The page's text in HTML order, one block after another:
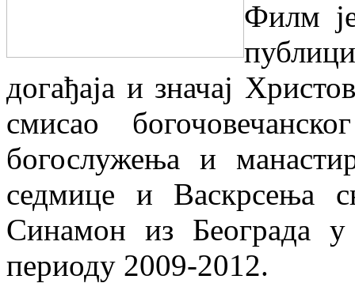
Филм
догађаја и значај
смисао
богослужења и
седмице и Васкрсења
Синамон из Београда
периоду 2009-2012.